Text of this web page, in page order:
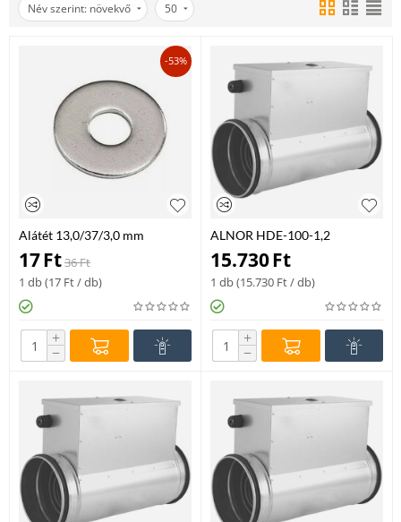
Név szerint: növekvő 50
-53%
Alátét 13,0/37/3,0 mm
DIN9021
17Ft36Ft
1 db (17 Ft/ db)
+
−
ALNOR HDE-100-1,2
elektromos fűtőkalorifer – 1,2
kW
15.730Ft
1 db (15.730 Ft/ db)
+
−